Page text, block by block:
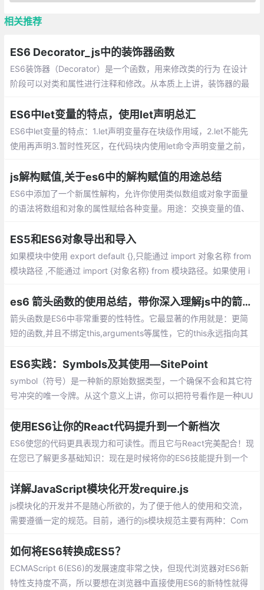
相关推荐
ES6 Decorator_js中的装饰器函数
ES6装饰器（Decorator）是一个函数，用来修改类的行为 在设计
阶段可以对类和属性进行注释和修改。从本质上上讲，装饰器的最
ES6中let变量的特点，使用let声明总汇
ES6中let变量的特点：1.let声明变量存在块级作用域，2.let不能先
使用再声明3.暂时性死区，在代码块内使用let命令声明变量之前，
js解构赋值,关于es6中的解构赋值的用途总结
ES6中添加了一个新属性解构，允许你使用类似数组或对象字面量
的语法将数组和对象的属性赋给各种变量。用途：交换变量的值、
的默认值...
ES5和ES6对象导出和导入
如果模块中使用 export default {},只能通过 import 对象名称 from
模块路径 ,不能通过 import {对象名称} from 模块路径。如果使用 i
es6 箭头函数的使用总结，带你深入理解js中的箭头函数
箭头函数是ES6中非常重要的性特性。它最显著的作用就是：更简
短的函数,并且不绑定this,arguments等属性，它的this永远指向其
函数。
ES6实践：Symbols及其使用—SitePoint
symbol（符号）是一种新的原始数据类型，一个确保不会和其它符
号冲突的唯一令牌。从这个意义上讲，你可以把符号看作是一种UU
能用它做些什么。
使用ES6让你的React代码提升到一个新档次
ES6使您的代码更具表现力和可读性。而且它与React完美配合！现
在您已了解更多基础知识：现在是时候将你的ES6技能提升到一个
数的函数、列表解构
详解JavaScript模块化开发require.js
js模块化的开发并不是随心所欲的，为了便于他人的使用和交流，
需要遵循一定的规范。目前，通行的js模块规范主要有两种：Com
如何将ES6转换成ES5？
ECMAScript 6(ES6)的发展速度非常之快，但现代浏览器对ES6新
特性支持度不高，所以要想在浏览器中直接使用ES6的新特性就得